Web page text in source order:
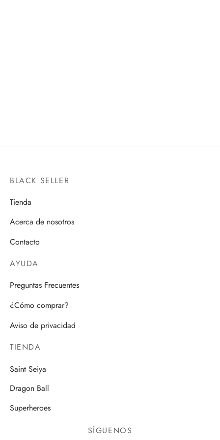
BLACK SELLER
Tienda
Acerca de nosotros
Contacto
AYUDA
Preguntas Frecuentes
¿Cómo comprar?
Aviso de privacidad
TIENDA
Saint Seiya
Dragon Ball
Superheroes
SÍGUENOS